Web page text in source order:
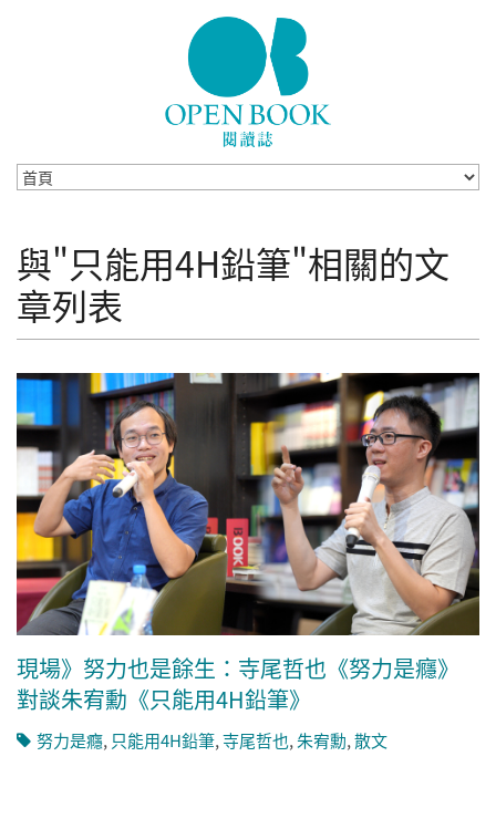
與"只能用4H鉛筆"相關的文
章列表
現場》努力也是餘生：寺尾哲也《努力是癮》
對談朱宥勳《只能用4H鉛筆》
努力是癮, 只能用4H鉛筆,寺尾哲也,朱宥勳,散文